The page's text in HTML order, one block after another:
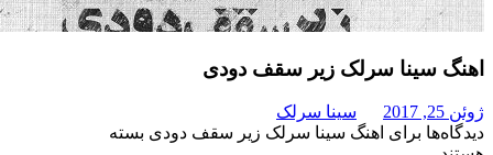
سرلک زیر سقف دودی
سینا سرلک
برای اهنگ سینا سرلک زیر سقف دودیبسته